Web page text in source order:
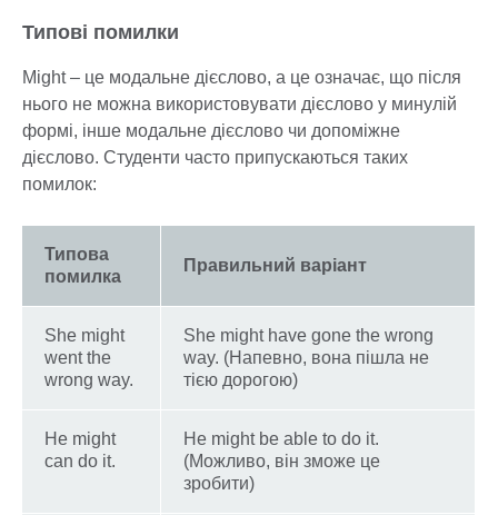
Типові помилки
Might – це модальне дієслово, а це означає, що після
нього не можна використовувати дієслово у минулій
формі, інше модальне дієслово чи допоміжне
дієслово. Студенти часто припускаються таких
помилок:
Типова
помилка
Правильний варіант
She might
went the
wrong way.
She might have gone the wrong
way. (Напевно, вона пішла не
тією дорогою)
He might
can do it.
He might be able to do it.
(Можливо, він зможе це
зробити)